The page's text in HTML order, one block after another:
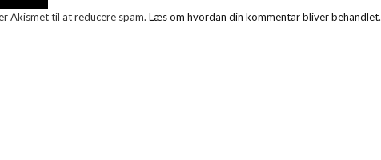
Akismet til at reducere spam. Læs om hvordan din kommentar bliver behandlet.